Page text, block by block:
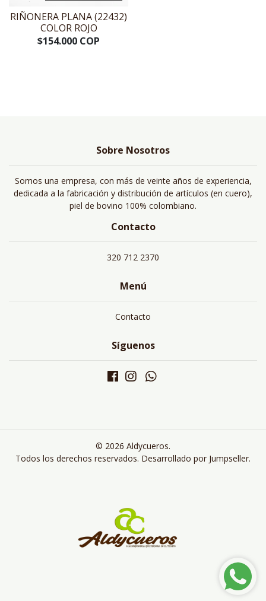
RIÑONERA PLANA (22432)
COLOR ROJO
$154.000 COP
Sobre Nosotros
Somos una empresa, con más de veinte años de experiencia,
dedicada a la fabricación y distribución de artículos (en cuero),
piel de bovino 100% colombiano.
Contacto
320 712 2370
Menú
Contacto
Síguenos
© 2026 Aldycueros.
Todos los derechos reservados. Desarrollado por Jumpseller.